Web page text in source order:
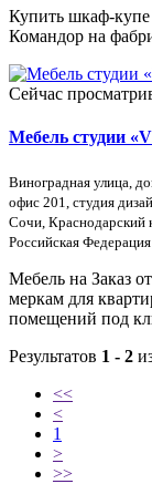
Купить шкаф-
Командор на
Сейчас
Мебель студии
Виноградная улица,
офис 201, студия
Сочи, Краснодарский
Российская Федерация
Мебель на Заказ
меркам для
помещений под
Результатов 1 - 2
<<
<
1
>
>>